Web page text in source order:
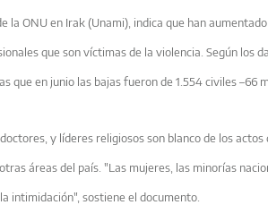
la ONU en Irak (Unami), indica que han
que son víctimas de la violencia. Según los
que en junio las bajas fueron de 1.554 civiles –66
y líderes religiosos son blanco de los
áreas del país. "Las mujeres, las minorías
intimidación", sostiene el documento.